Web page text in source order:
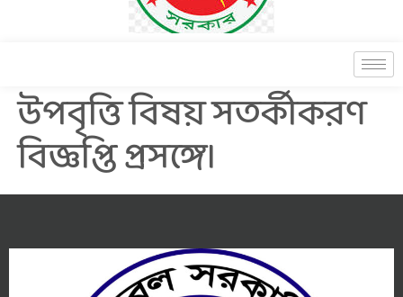
উপবৃত্তি বিষয় সতর্কীকরণ
বিজ্ঞপ্তি প্রসঙ্গে।